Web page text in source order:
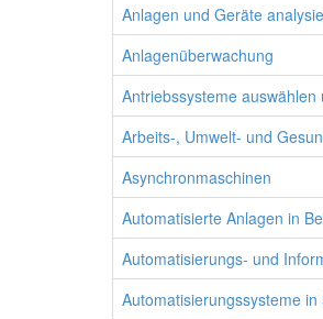
Anlagen und Geräte
Anlagenüberwachung
Antriebssysteme
Arbeits-, Umwelt- und
Asynchronmaschinen
Automatisierte Anlagen in
Automatisierungs- und
Automatisierungssysteme